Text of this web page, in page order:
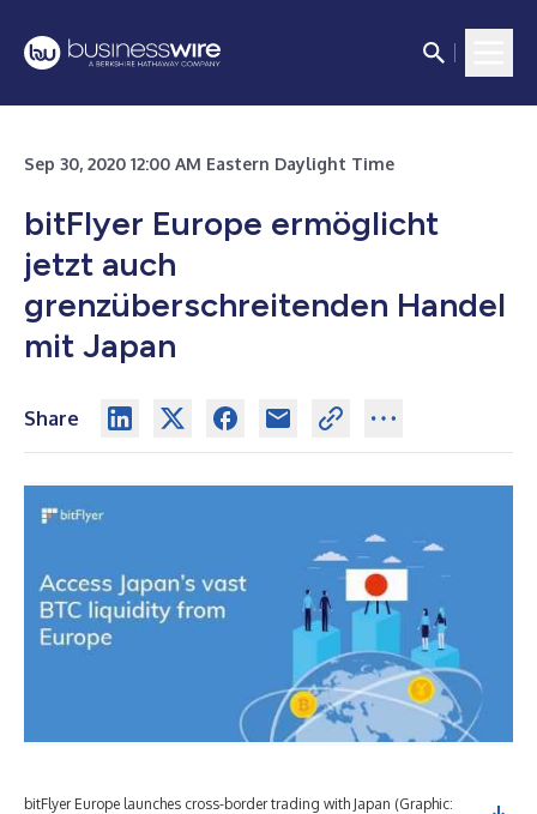
Sep 30, 2020 12:00 AM Eastern Daylight Time
bitFlyer Europe ermöglicht
jetzt auch
grenzüberschreitenden Handel
mit Japan
Share
bitFlyer Europe launches cross-border trading with Japan (Graphic: